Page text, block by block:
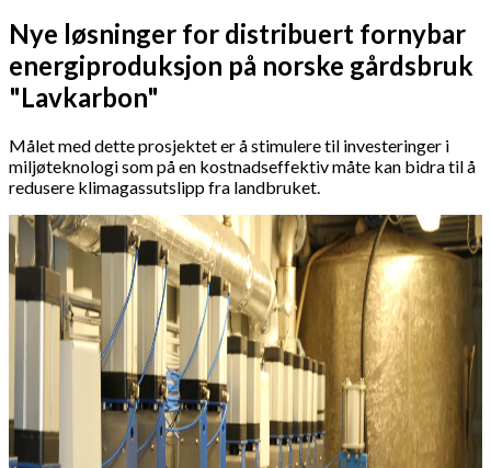
Nye løsninger for distribuert fornybar
energiproduksjon på norske gårdsbruk
"Lavkarbon"
Målet med dette prosjektet er å stimulere til investeringer i
miljøteknologi som på en kostnadseffektiv måte kan bidra til å
redusere klimagassutslipp fra landbruket.